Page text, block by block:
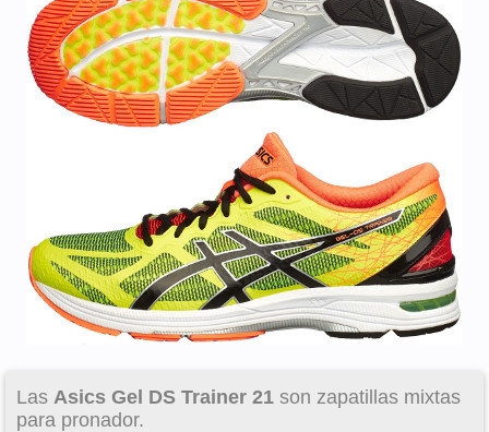
Las Asics Gel DS Trainer 21 son zapatillas mixtas
para pronador.